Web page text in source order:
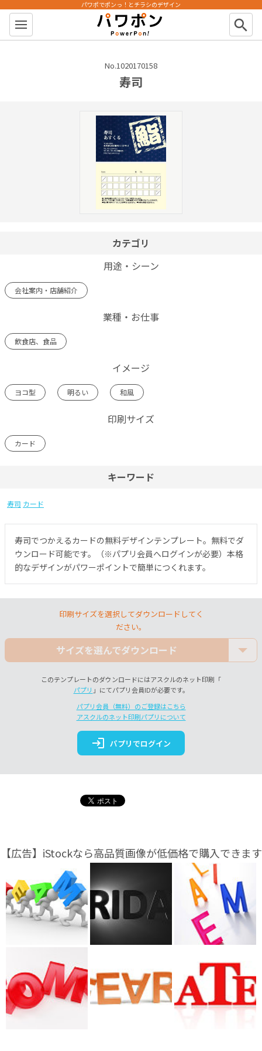
パワポン
パワポでポンっ！とチラシのデザイン
search
No.1020170158
寿司
カテゴリ
用途・シーン
会社案内・店舗紹介
業種・お仕事
飲食店、食品
イメージ
ヨコ型 明るい 和風
印刷サイズ
カード
キーワード
寿司 カード
寿司でつかえるカードの無料デザインテンプレート。無料でダ
ウンロード可能です。（※パプリ会員へログインが必要）本格
的なデザインがパワーポイントで簡単につくれます。
印刷サイズを選択してダウンロードしてく
ださい。
サイズを選んでダウンロード
このテンプレートのダウンロードにはアスクルのネット印刷「
パプリ 」にてパプリ会員IDが必要です。
パプリ会員（無料）のご登録はこちら
アスクルのネット印刷パプリについて
login パプリでログイン
【広告】iStockなら高品質画像が低価格で購入できます